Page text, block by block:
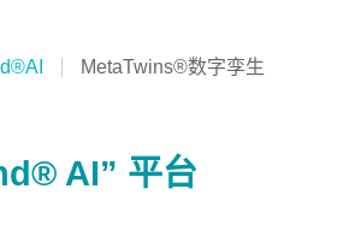
MetaTwins®数字孪生
AI” 平台